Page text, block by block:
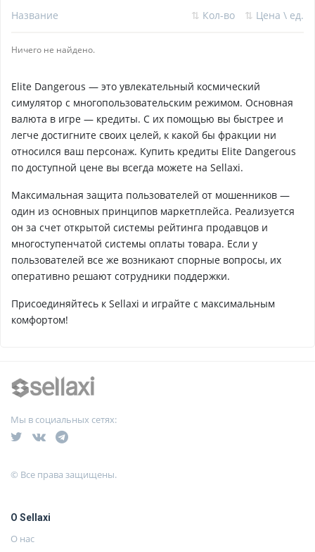
Название ⇅ Кол-во ⇅ Цена \ ед.
Ничего не найдено.
Elite Dangerous — это увлекательный космический
симулятор с многопользовательским режимом. Основная
валюта в игре — кредиты. С их помощью вы быстрее и
легче достигните своих целей, к какой бы фракции ни
относился ваш персонаж. Купить кредиты Elite Dangerous
по доступной цене вы всегда можете на Sellaxi.
Максимальная защита пользователей от мошенников —
один из основных принципов маркетплейса. Реализуется
он за счет открытой системы рейтинга продавцов и
многоступенчатой системы оплаты товара. Если у
пользователей все же возникают спорные вопросы, их
оперативно решают сотрудники поддержки.
Присоединяйтесь к Sellaxi и играйте с максимальным
комфортом!
Мы в социальных сетях:
© Все права защищены.
О Sellaxi
О нас